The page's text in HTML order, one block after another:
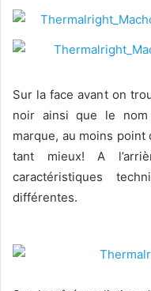
Sur la face avant on
noir ainsi que le
marque, au moins point
tant mieux! A
caractéristiques
différentes.